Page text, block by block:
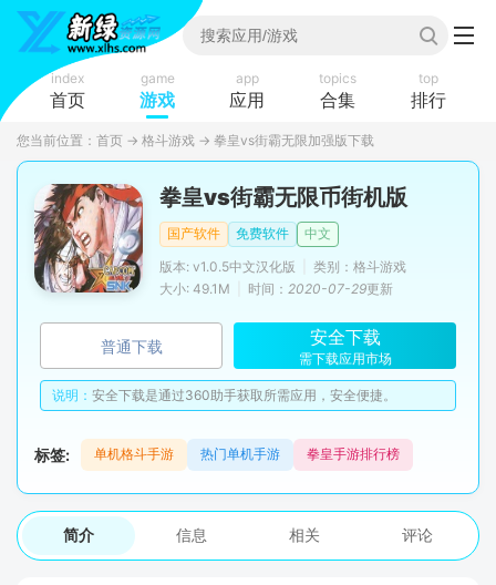
index
首页
game
游戏
app
应用
topics
合集
top
排行
您当前位置： 首页 → 格斗游戏 → 拳皇vs街霸无限加强版下载
拳皇vs街霸无限币街机版
国产软件 免费软件
中文
版本: v1.0.5中文汉化版
类别：格斗游戏
大小: 49.1M
时间： 2020-07-29更新
普通下载 安全下载
需下载应用市场
说明： 安全下载是通过360助手获取所需应用，安全便捷。
标签: 单机格斗手游 热门单机手游 拳皇手游排行榜
简介 信息 相关 评论